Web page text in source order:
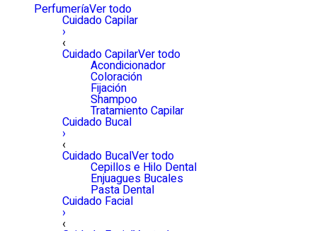
PerfumeríaVer todo
Cuidado Capilar
›
‹
Cuidado CapilarVer todo
Acondicionador
Coloración
Fijación
Shampoo
Tratamiento Capilar
Cuidado Bucal
›
‹
Cuidado BucalVer todo
Cepillos e Hilo Dental
Enjuagues Bucales
Pasta Dental
Cuidado Facial
›
‹